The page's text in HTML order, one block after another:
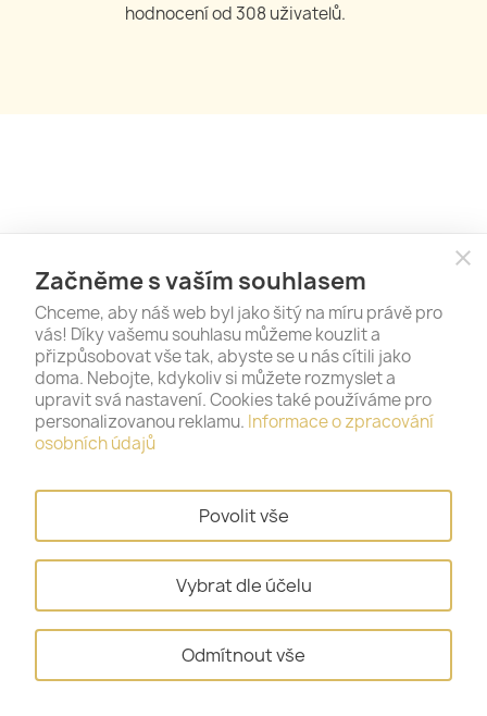
hodnocení od309 uživatelů.
akce
Vložením e-mailu souhlasíte s podmínkami ochrany
osobních údajů
soukromíapodmínky služby.
Staňte se naším fanouškem na sociálních
sítích – vše podstatné se tak dozvíte jako
první.
close
Začněme s vaším souhlasem
Chceme, aby náš web byl jako šitý na míru právě pro
vás! Díky vašemu souhlasu můžeme kouzlit a
přizpůsobovat vše tak, abyste se u nás cítili jako
doma. Nebojte, kdykoliv si můžete rozmyslet a
upravit svá nastavení. Cookies také používáme pro
personalizovanou reklamu. Informace o zpracování
osobních údajů
Povolit vše
Vybrat dle účelu
Odmítnout vše